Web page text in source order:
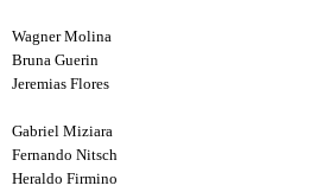
Wagner Molina
Bruna Guerin
Jeremias Flores
Gabriel Miziara
Fernando Nitsch
Heraldo Firmino